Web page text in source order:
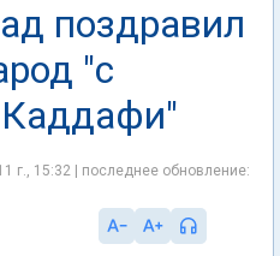
поздравил
"с
г., 15:32 | последнее обновление: